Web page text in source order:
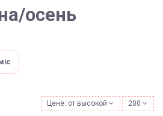
осень
Цене: от высокой к низкой
200